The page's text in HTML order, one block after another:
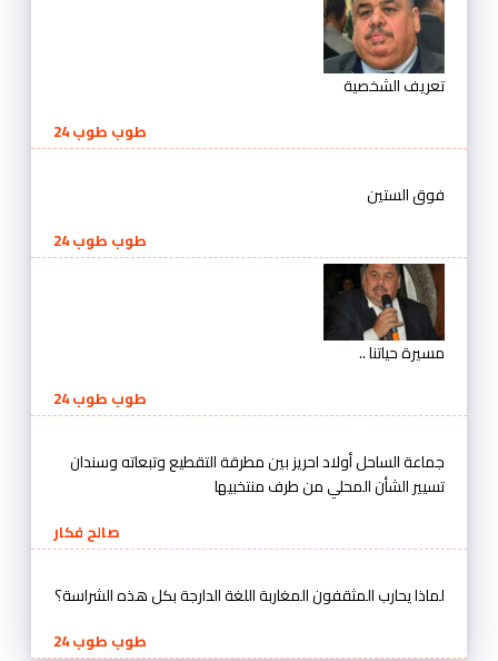
تعريف الشخصية
طوب طوب 24
فوق الستين
طوب طوب 24
مسيرة حياتنا ..
طوب طوب 24
جماعة الساحل أولاد احريز بين مطرقة التقطيع وتبعاته وسندان
تسيير الشأن المحلي من طرف منتخبيها
صالح فكار
لماذا يحارب المثقفون المغاربة اللغة الدارجة بكل هذه الشراسة؟
طوب طوب 24